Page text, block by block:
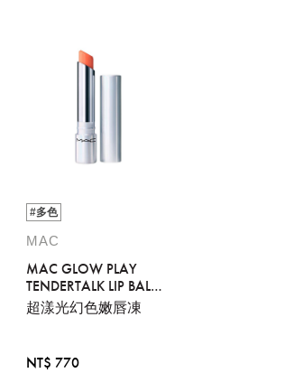
#多色
MAC
MAC GLOW PLAY
TENDERTALK LIP BALM
FAVORITE
超漾光幻色嫩唇凍
NT$ 770